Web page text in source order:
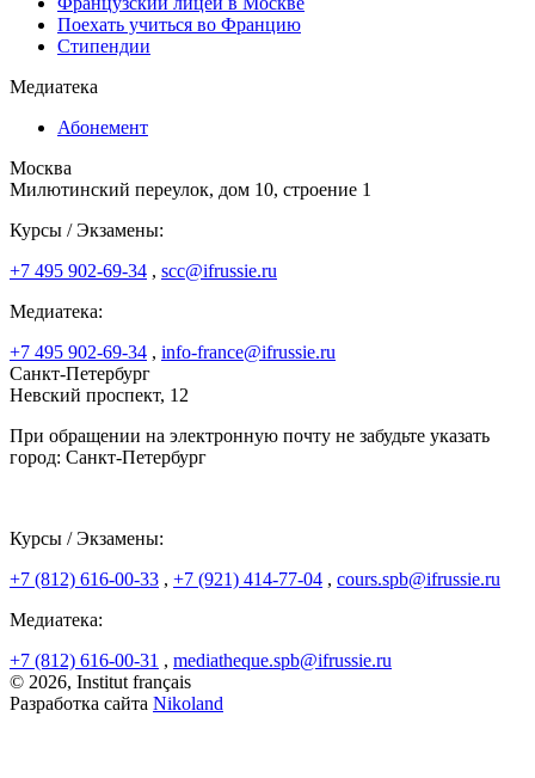
Поехать учиться во Францию
Стипендии
Медиатека
Абонемент
Москва
Милютинский переулок, дом 10, строение 1
Курсы / Экзамены:
+7 495 902-69-34 , scc@ifrussie.ru
Медиатека:
+7 495 902-69-34 , info-france@ifrussie.ru
Санкт-Петербург
Невский проспект, 12
При обращении на электронную почту не забудьте указать
город: Санкт-Петербург
Курсы / Экзамены:
+7 (812) 616-00-33 , +7 (921) 414-77-04 , cours.spb@ifrussie.ru
Медиатека:
+7 (812) 616-00-31 , mediatheque.spb@ifrussie.ru
© 2026, Institut français
Разработка сайта Nikoland